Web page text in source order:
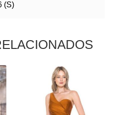
(S)
PRODUCTO
MÚLTIPLES